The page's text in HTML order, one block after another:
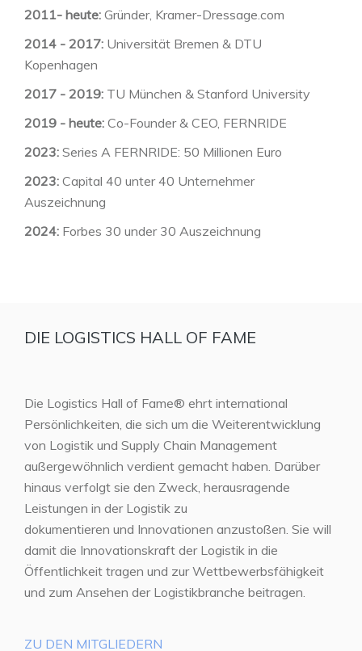
2011- heute: Gründer, Kramer-Dressage.com
2014 - 2017: Universität Bremen & DTU
Kopenhagen
2017 - 2019: TU München & Stanford University
2019 - heute: Co-Founder & CEO, FERNRIDE
2023: Series A FERNRIDE: 50 Millionen Euro
2023: Capital 40 unter 40 Unternehmer
Auszeichnung
2024: Forbes 30 under 30 Auszeichnung
DIE LOGISTICS HALL OF FAME
Die Logistics Hall of Fame® ehrt international
Persönlichkeiten, die sich um die Weiterentwicklung
von Logistik und Supply Chain Management
außergewöhnlich verdient gemacht haben. Darüber
hinaus verfolgt sie den Zweck, herausragende
Leistungen in der Logistik zu
dokumentieren und Innovationen anzustoßen. Sie will
damit die Innovationskraft der Logistik in die
Öffentlichkeit tragen und zur Wettbewerbsfähigkeit
und zum Ansehen der Logistikbranche beitragen.
ZU DEN MITGLIEDERN